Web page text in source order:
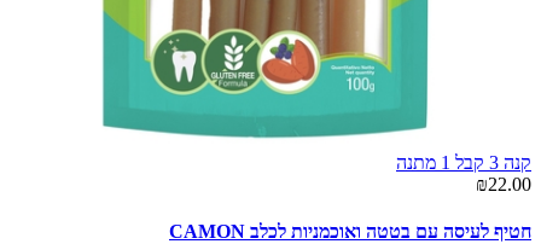
קנה 3 קבל 1 מתנה
₪22.00
חטיף לעיסה עם בטטה ואוכמניות לכלב CAMON